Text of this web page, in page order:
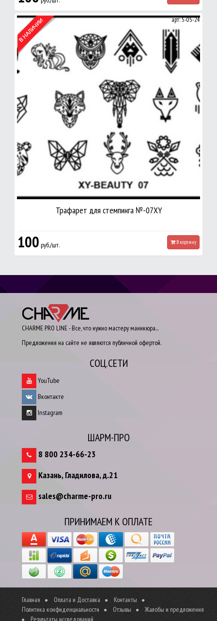
арт: 5-05-24
Трафарет для стемпинга №-07XY
100 руб./шт. В корзину
CHARME PRO LINE - Все, что нужно мастеру маникюра...
Предложения на сайте не являются публичной офертой.
СОЦ.СЕТИ
YouTube
Вконтакте
Instagram
ШАРМ-ПРО
8 800 234-66-23
Казань,Гладилова, д.21
sales@charme-pro.ru
ПРИНИМАЕМ К ОПЛАТЕ
Главная Оплата и Доставка
Контакты
Политика конфиденциальности
Отзывы
Жалобы и предложения
Результаты исследований